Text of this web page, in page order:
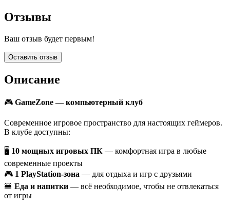
Отзывы
Ваш отзыв будет первым!
Оставить отзыв
Описание
🎮 GameZone — компьютерный клуб
Современное игровое пространство для настоящих геймеров.
В клубе доступны:
🖥 10 мощных игровых ПК — комфортная игра в любые
современные проекты
🎮 1 PlayStation-зона — для отдыха и игр с друзьями
🍔 Еда и напитки — всё необходимое, чтобы не отвлекаться
от игры